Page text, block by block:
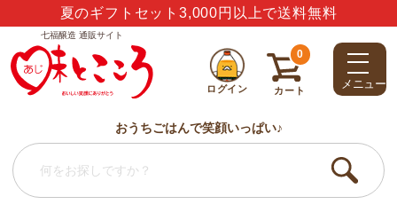
ありがとう・うれしい・楽しい・大好き・しあわせ
夏のギフトセット3,000円以上で送料無料
七福醸造 通販サイト
ログイン
0
カート メニュー
おうちごはんで笑顔いっぱい♪